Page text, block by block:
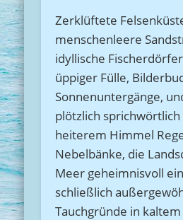
Zerklüftete
menschenleere
idyllische
üppiger Fülle,
Sonnenuntergänge,
plötzlich sprichwörtlich
heiterem Himmel
Nebelbänke, die
Meer geheimnisvoll
schließlich
Tauchgründe in